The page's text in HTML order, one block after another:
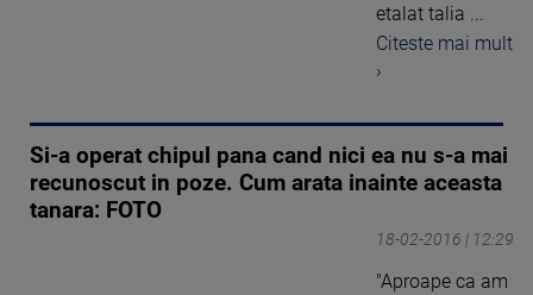
etalat talia ...
Citeste mai mult
›
Si-a operat chipul pana cand nici ea nu s-a mai
recunoscut in poze. Cum arata inainte aceasta
tanara: FOTO
18-02-2016 | 12:29
"Aproape ca am